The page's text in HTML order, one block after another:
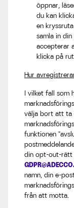
öppnar,
du kan
en
samla in
accepterar
klicka på
Hur
I vilket fall som
välja bort att
funktionen
din opt-out-rätt
namn, din e-
från att motta.